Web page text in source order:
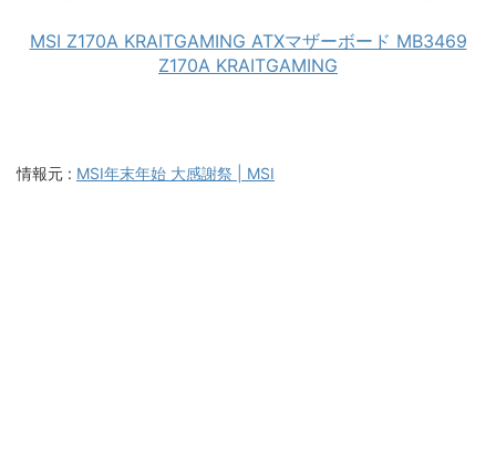
MSI Z170A KRAITGAMING ATXマザーボード MB3469
Z170A KRAITGAMING
情報元 : MSI年末年始 大感謝祭 | MSI